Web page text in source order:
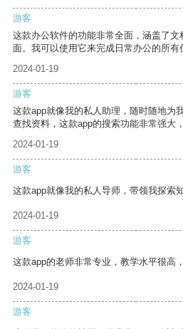
游客
这款办公软件的功能非常全面，涵盖了
面。我可以使用它来完成日常办公的所有
2024-01-19
游客
这款app就像我的私人助理，随时随地为
查找资料，这款app的搜索功能非常强大
2024-01-19
游客
这款app就像我的私人导师，带领我探索
2024-01-19
游客
这款app的老师非常专业，教学水平很高
2024-01-19
游客